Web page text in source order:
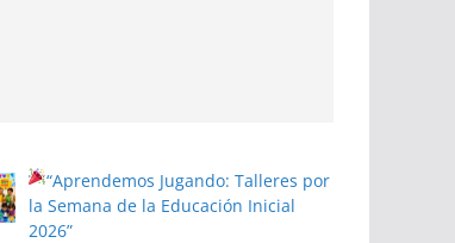
“Aprendemos Jugando: Talleres por
la Semana de la Educación Inicial
2026”